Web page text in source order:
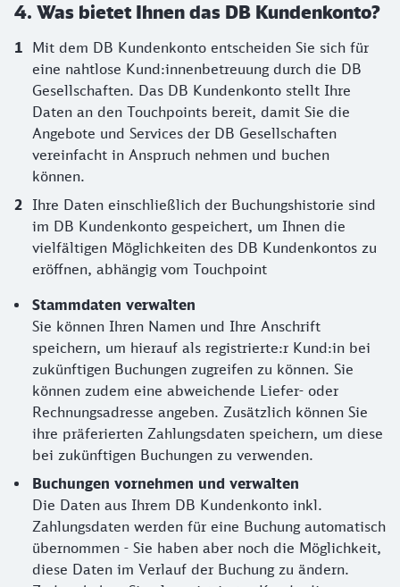
4. Was bietet Ihnen das DB Kundenkonto?
Mit dem DB Kundenkonto entscheiden Sie sich für
eine nahtlose Kund:innenbetreuung durch die DB
Gesellschaften. Das DB Kundenkonto stellt Ihre
Daten an den Touchpoints bereit, damit Sie die
Angebote und Services der DB Gesellschaften
vereinfacht in Anspruch nehmen und buchen
können.
Ihre Daten einschließlich der Buchungshistorie sind
im DB Kundenkonto gespeichert, um Ihnen die
vielfältigen Möglichkeiten des DB Kundenkontos zu
eröffnen, abhängig vom Touchpoint
Stammdaten verwalten
Sie können Ihren Namen und Ihre Anschrift
speichern, um hierauf als registrierte:r Kund:in bei
zukünftigen Buchungen zugreifen zu können. Sie
können zudem eine abweichende Liefer- oder
Rechnungsadresse angeben. Zusätzlich können Sie
ihre präferierten Zahlungsdaten speichern, um diese
bei zukünftigen Buchungen zu verwenden.
Buchungen vornehmen und verwalten
Die Daten aus Ihrem DB Kundenkonto inkl.
Zahlungsdaten werden für eine Buchung automatisch
übernommen - Sie haben aber noch die Möglichkeit,
diese Daten im Verlauf der Buchung zu ändern.